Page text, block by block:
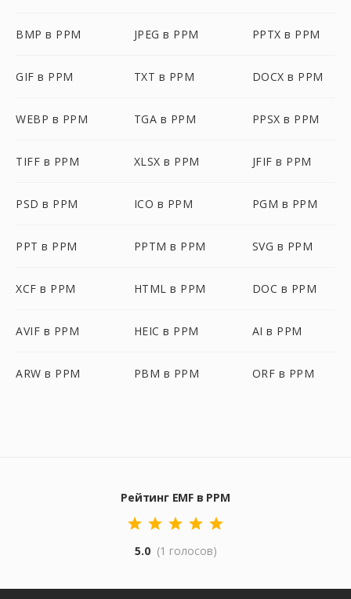
BMP в PPM JPEG в PPM PPTX в PPM
GIF в PPM TXT в PPM DOCX в PPM
WEBP в PPM TGA в PPM PPSX в PPM
TIFF в PPM XLSX в PPM JFIF в PPM
PSD в PPM ICO в PPM PGM в PPM
PPT в PPM PPTM в PPM SVG в PPM
XCF в PPM HTML в PPM DOC в PPM
AVIF в PPM HEIC в PPM AI в PPM
ARW в PPM PBM в PPM ORF в PPM
Рейтинг EMF в PPM
5.0 (1 голосов)